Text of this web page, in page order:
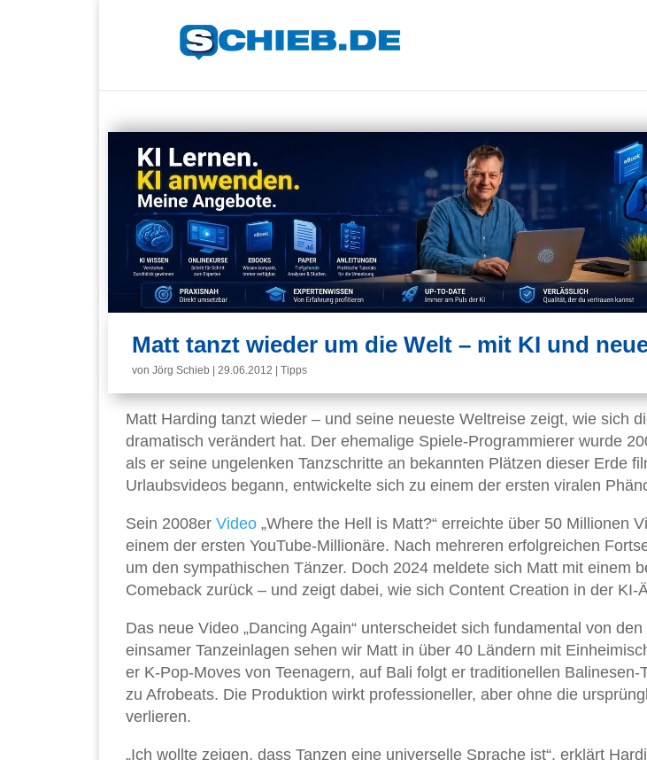
Matt tanzt wieder um die Welt – mit KI und
von Jörg Schieb 29.06.2012 Tipps
Matt Harding tanzt wieder – und seine neueste Weltreise zeigt, wie sich
dramatisch verändert hat. Der ehemalige Spiele-Programmierer wurde
als er seine ungelenken Tanzschritte an bekannten Plätzen dieser Erde
Urlaubsvideos begann, entwickelte sich zu einem der ersten viralen
Sein 2008er Video „Where the Hell is Matt?“ erreichte über 50 Millionen
einem der ersten YouTube-Millionäre. Nach mehreren erfolgreichen
um den sympathischen Tänzer. Doch 2024 meldete sich Matt mit einem
Comeback zurück – und zeigt dabei, wie sich Content Creation in der KI-
Das neue Video „Dancing Again“ unterscheidet sich fundamental von
einsamer Tanzeinlagen sehen wir Matt in über 40 Ländern mit
er K-Pop-Moves von Teenagern, auf Bali folgt er traditionellen
zu Afrobeats. Die Produktion wirkt professioneller, aber ohne die
verlieren.
„Ich wollte zeigen, dass Tanzen eine universelle Sprache ist“, erklärt